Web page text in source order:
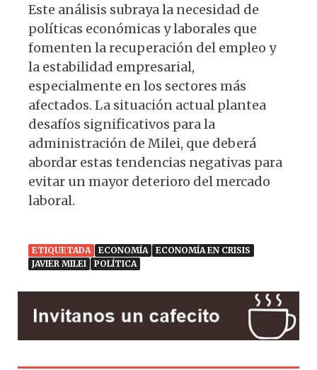
Este análisis subraya la necesidad de
políticas económicas y laborales que
fomenten la recuperación del empleo y
la estabilidad empresarial,
especialmente en los sectores más
afectados. La situación actual plantea
desafíos significativos para la
administración de Milei, que deberá
abordar estas tendencias negativas para
evitar un mayor deterioro del mercado
laboral.
ETIQUETADA ECONOMÍA
ECONOMÍA EN CRISIS
JAVIER MILEI
POLÍTICA